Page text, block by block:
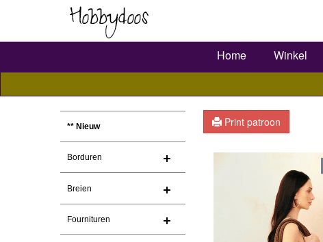
Home Winkel
** Nieuw
Borduren
Breien
Fournituren
Print patroon